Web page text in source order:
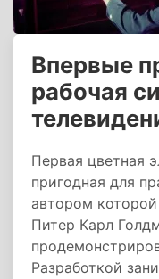
Впервые
рабочая
Первая цветная
пригодная для
автором
Питер Карл
Разработкой